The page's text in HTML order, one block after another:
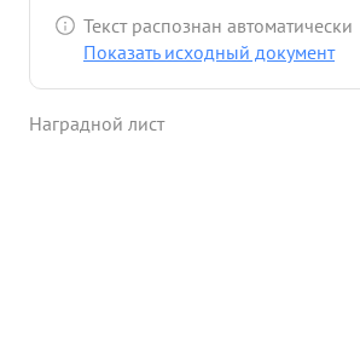
волевым офицером-разведчиком. В
подготовки и отхода Псковской
ка и доложить об этом
Текст распознан автоматически
Показать исходный документ
Наградной лист